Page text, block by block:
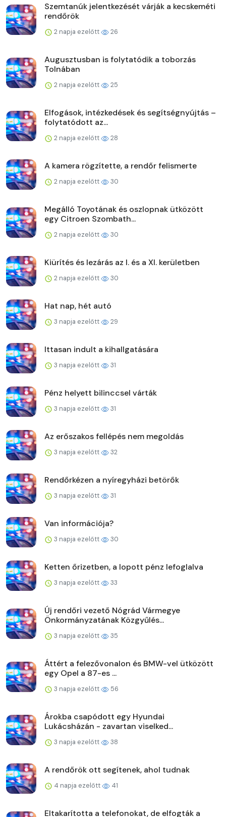
Szemtanúk jelentkezését várják a kecskeméti
rendőrök
2 napja ezelőtt 26
Augusztusban is folytatódik a toborzás
Tolnában
2 napja ezelőtt 25
Elfogások, intézkedések és segítségnyújtás –
folytatódott az...
2 napja ezelőtt 28
A kamera rögzítette, a rendőr felismerte
2 napja ezelőtt 30
Megálló Toyotának és oszlopnak ütközött
egy Citroen Szombath...
2 napja ezelőtt 30
Kiürítés és lezárás az I. és a XI. kerületben
2 napja ezelőtt 30
Hat nap, hét autó
3 napja ezelőtt 29
Ittasan indult a kihallgatására
3 napja ezelőtt 31
Pénz helyett bilinccsel várták
3 napja ezelőtt 31
Az erőszakos fellépés nem megoldás
3 napja ezelőtt 32
Rendőrkézen a nyíregyházi betörők
3 napja ezelőtt 31
Van információja?
3 napja ezelőtt 30
Ketten őrizetben, a lopott pénz lefoglalva
3 napja ezelőtt 33
Új rendőri vezető Nógrád Vármegye
Önkormányzatának Közgyűlés...
3 napja ezelőtt 35
Áttért a felezővonalon és BMW-vel ütközött
egy Opel a 87-es ...
3 napja ezelőtt 56
Árokba csapódott egy Hyundai
Lukácsházán - zavartan viselked...
3 napja ezelőtt 38
A rendőrök ott segítenek, ahol tudnak
4 napja ezelőtt 41
Eltakarította a telefonokat, de elfogták a